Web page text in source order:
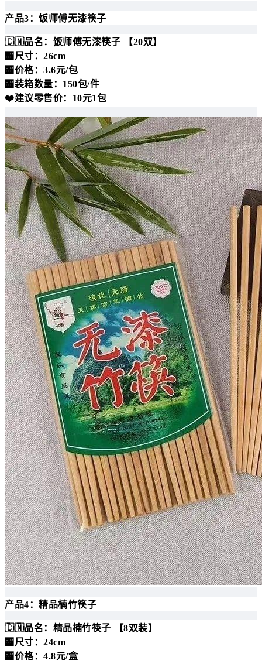
产品3：饭师傅无漆筷子
🇨🇳品名：饭师傅无漆筷子 【20双】
🏧尺寸：26cm
🏧价格：3.6元/包
🏧装箱数量：150包/件
❤️建议零售价：10元1包
产品4：精品楠竹筷子
🇨🇳品名：精品楠竹筷子 【8双装】
🏧尺寸：24cm
🏧价格：4.8元/盒